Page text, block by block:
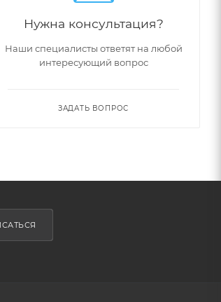
Нужна консультация?
Наши специалисты ответят на любой
интересующий вопрос
ЗАДАТЬ ВОПРОС